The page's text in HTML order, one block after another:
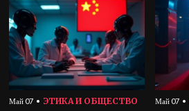
Май 07 ЭТИКА И ОБЩЕСТВО Май 07